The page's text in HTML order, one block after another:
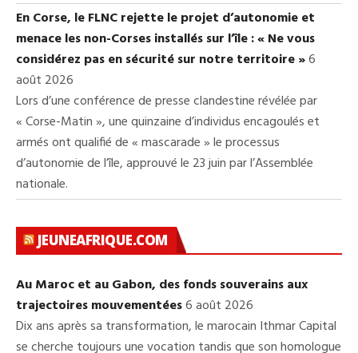
En Corse, le FLNC rejette le projet d’autonomie et
menace les non-Corses installés sur l’île : « Ne vous
considérez pas en sécurité sur notre territoire »6
août 2026
Lors d’une conférence de presse clandestine révélée par
« Corse-Matin », une quinzaine d’individus encagoulés et
armés ont qualifié de « mascarade » le processus
d’autonomie de l’île, approuvé le 23 juin par l’Assemblée
nationale.
JEUNEAFRIQUE.COM
Au Maroc et au Gabon, des fonds souverains aux
trajectoires mouvementées6 août 2026
Dix ans après sa transformation, le marocain Ithmar Capital
se cherche toujours une vocation tandis que son homologue